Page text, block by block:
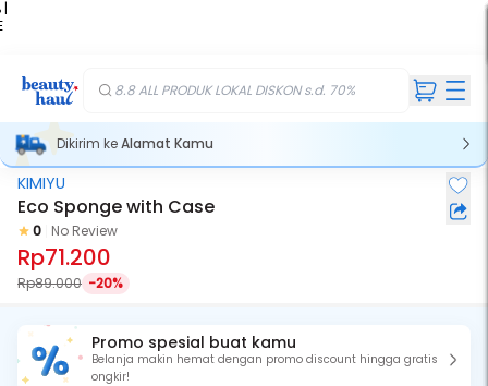
|
8.8 ALL PRODUK LOKAL DISKON s.d. 70%
Dikirim keAlamat Kamu
KIMIYU
Eco Sponge with Case
0 No Review
Rp71.200
Rp89.000 -20%
Promo spesial buat kamu
Belanja makin hemat dengan promo discount hingga gratis
ongkir!